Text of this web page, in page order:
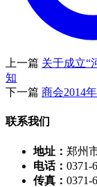
上一篇 关于成立“
知
下一篇 商会2014
联系我们
地址： 郑州
电话： 0371-
传真： 0371-